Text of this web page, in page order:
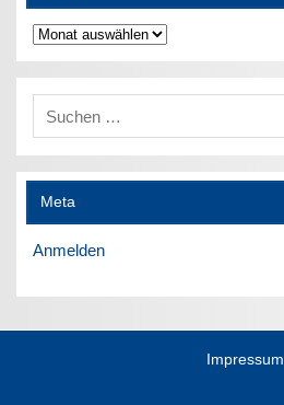
Archiv
Meta
Anmelden
Impressum